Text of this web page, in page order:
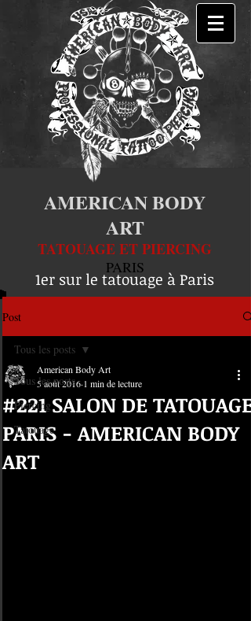
AMERICAN BODY
ART
TATOUAGE ET PIERCING
PARIS
1er sur le tatouage à Paris
Post
Tous les posts
Piercing
Tatouage
Tous les posts
#221 SALON DE TATOUAGE
PARIS - AMERICAN BODY
ART
American Body Art
5 août 2016 1 min de lecture